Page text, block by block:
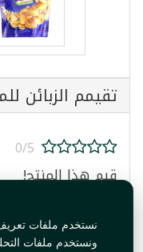
نستخدم ملفات تعريف
ونستخدم ملفات
تقيمم الزبائن
0/5
قيم هذا المنتج!